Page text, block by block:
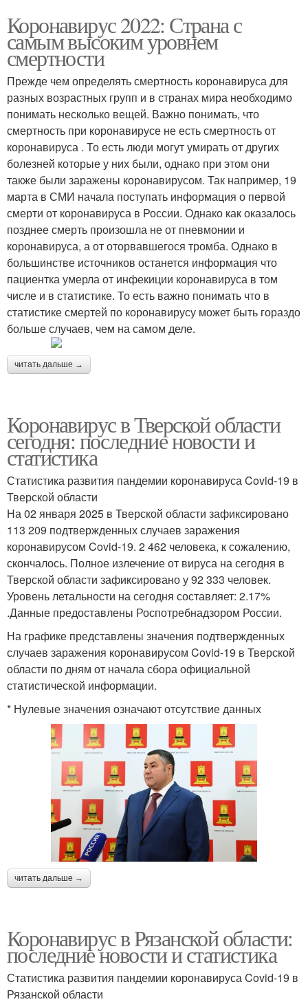
Коронавирус 2022: Страна с
самым высоким уровнем
смертности
Прежде чем определять смертность коронавируса для
разных возрастных групп и в странах мира необходимо
понимать несколько вещей. Важно понимать, что
смертность при коронавирусе не есть смертность от
коронавируса . То есть люди могут умирать от других
болезней которые у них были, однако при этом они
также были заражены коронавирусом. Так например, 19
марта в СМИ начала поступать информация о первой
смерти от коронавируса в России. Однако как оказалось
позднее смерть произошла не от пневмонии и
коронавируса, а от оторвавшегося тромба. Однако в
большинстве источников останется информация что
пациентка умерла от инфекиции коронавируса в том
числе и в статистике. То есть важно понимать что в
статистике смертей по коронавирусу может быть гораздо
больше случаев, чем на самом деле.
читать дальше →
Коронавирус в Тверской области
сегодня: последние новости и
статистика
Статистика развития пандемии коронавируса Covid-19 в
Тверской области
На 02 января 2025 в Тверской области зафиксировано
113 209 подтвержденных случаев заражения
коронавирусом Covid-19. 2 462 человека, к сожалению,
скончалось. Полное излечение от вируса на сегодня в
Тверской области зафиксировано у 92 333 человек.
Уровень летальности на сегодня составляет: 2.17%
.Данные предоставлены Роспотребнадзором России.
На графике представлены значения подтвержденных
случаев заражения коронавирусом Covid-19 в Тверской
области по дням от начала сбора официальной
статистической информации.
* Нулевые значения означают отсутствие данных
читать дальше →
Коронавирус в Рязанской области:
последние новости и статистика
Статистика развития пандемии коронавируса Covid-19 в
Рязанской области